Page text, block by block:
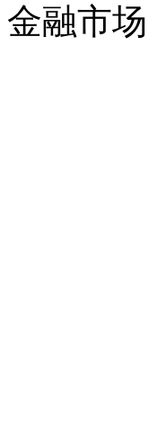
金融市场